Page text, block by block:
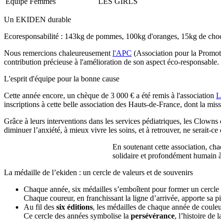
Un EKIDEN durable
Ecoresponsabilité : 143kg de pommes, 100kg d'oranges, 15kg de
Nous remercions chaleureusement l'APC (Association pour la
contribution précieuse à l'amélioration de son aspect éco-responsable.
L'esprit d'équipe pour la bonne cause
Cette année encore, un chèque de 3 000 € a été remis à l'association
inscriptions à cette belle association des Hauts-de-France, dont la
Grâce à leurs interventions dans les services pédiatriques, les
diminuer l’anxiété, à mieux vivre les soins, et à retrouver, ne serait-ce
En soutenant cette association,
solidaire et profondément humain
La médaille de l’ekiden : un cercle de valeurs et de souvenirs
Chaque année, six médailles s’emboîtent pour former un
Chaque coureur, en franchissant la ligne d’arrivée, apporte sa
Au fil des six éditions, les médailles de chaque année de
Ce cercle des années symbolise la persévérance, l’histoire de